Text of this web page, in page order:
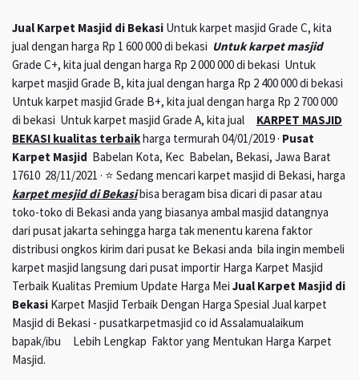
Jual Karpet Masjid di Bekasi Untuk karpet masjid Grade C, kita
jual dengan harga Rp 1 600 000 di bekasi Untuk karpet masjid
Grade C+, kita jual dengan harga Rp 2 000 000 di bekasi Untuk
karpet masjid Grade B, kita jual dengan harga Rp 2 400 000 di bekasi
Untuk karpet masjid Grade B+, kita jual dengan harga Rp 2 700 000
di bekasi Untuk karpet masjid Grade A, kita jual KARPET MASJID
BEKASI kualitas terbaikharga termurah 04/01/2019 · Pusat
Karpet Masjid Babelan Kota, Kec Babelan, Bekasi, Jawa Barat
17610 28/11/2021 · ⭐ Sedang mencari karpet masjid di Bekasi, harga
karpet mesjid di Bekasibisa beragam bisa dicari di pasar atau
toko-toko di Bekasi anda yang biasanya ambal masjid datangnya
dari pusat jakarta sehingga harga tak menentu karena faktor
distribusi ongkos kirim dari pusat ke Bekasi anda bila ingin membeli
karpet masjid langsung dari pusat importir Harga Karpet Masjid
Terbaik Kualitas Premium Update Harga Mei Jual Karpet Masjid di
Bekasi Karpet Masjid Terbaik Dengan Harga Spesial Jual karpet
Masjid di Bekasi - pusatkarpetmasjid co id Assalamualaikum
bapak/ibu Lebih Lengkap Faktor yang Mentukan Harga Karpet
Masjid.